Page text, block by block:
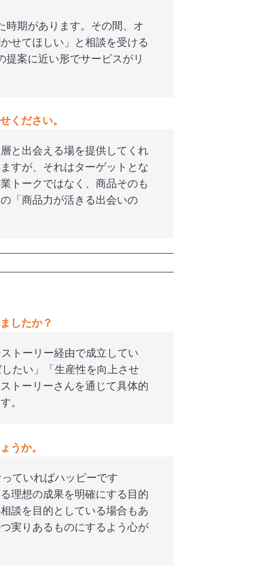
時期があります。その間、オ
せてほしい」と相談を受ける
案に近い形でサービスがリ
ください。
と出会える場を提供してくれ
すが、それはターゲットとな
トークではなく、商品そのも
「商品力が活きる出会いの
したか？
トーリー経由で成立してい
たい」「生産性を向上させ
トーリーさんを通じて具体的
。
うか。
ていればハッピーです
理想の成果を明確にする目的
談を目的としている場合もあ
実りあるものにするよう心が